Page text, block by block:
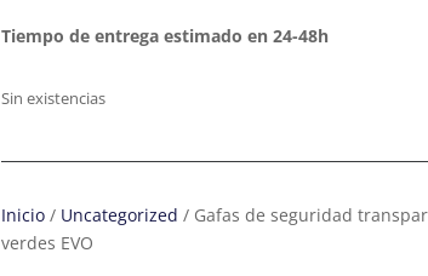
Tiempo de entrega estimado en 24-48h
Sin existencias
Inicio/ Uncategorized / Gafas de seguridad
verdes EVO